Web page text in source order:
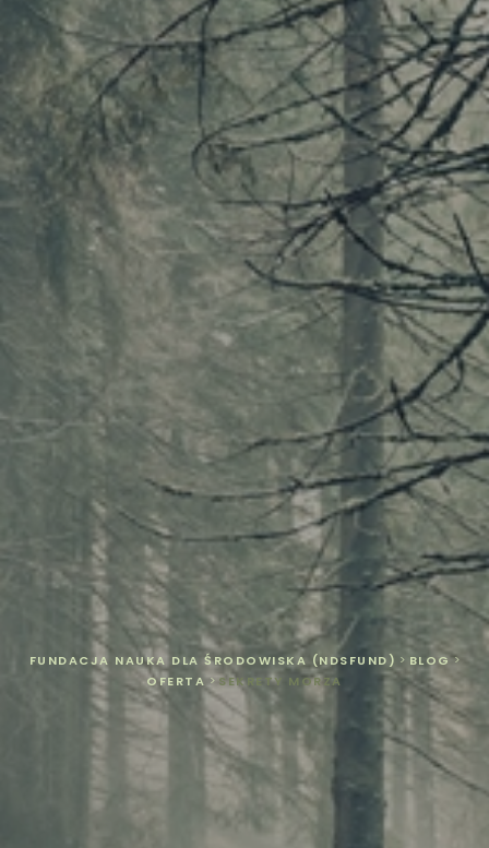
FUNDACJA NAUKA DLA ŚRODOWISKA (NDSFUND) > BLOG>
OFERTA>SEKRETY MORZA